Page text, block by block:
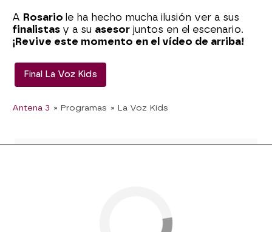
A Rosario le ha hecho mucha ilusión ver a sus
finalistas y a su asesor juntos en el escenario.
¡Revive este momento en el vídeo de arriba!
Final La Voz Kids
Antena 3 » Programas » La Voz Kids